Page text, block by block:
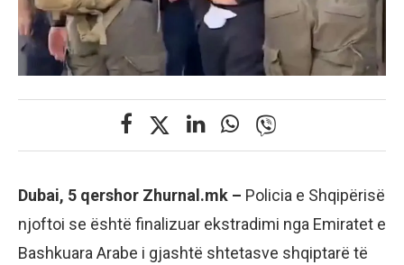
Dubai, 5 qershor Zhurnal.mk – Policia e Shqipërisë
njoftoi se është finalizuar ekstradimi nga Emiratet e
Bashkuara Arabe i gjashtë shtetasve shqiptarë të